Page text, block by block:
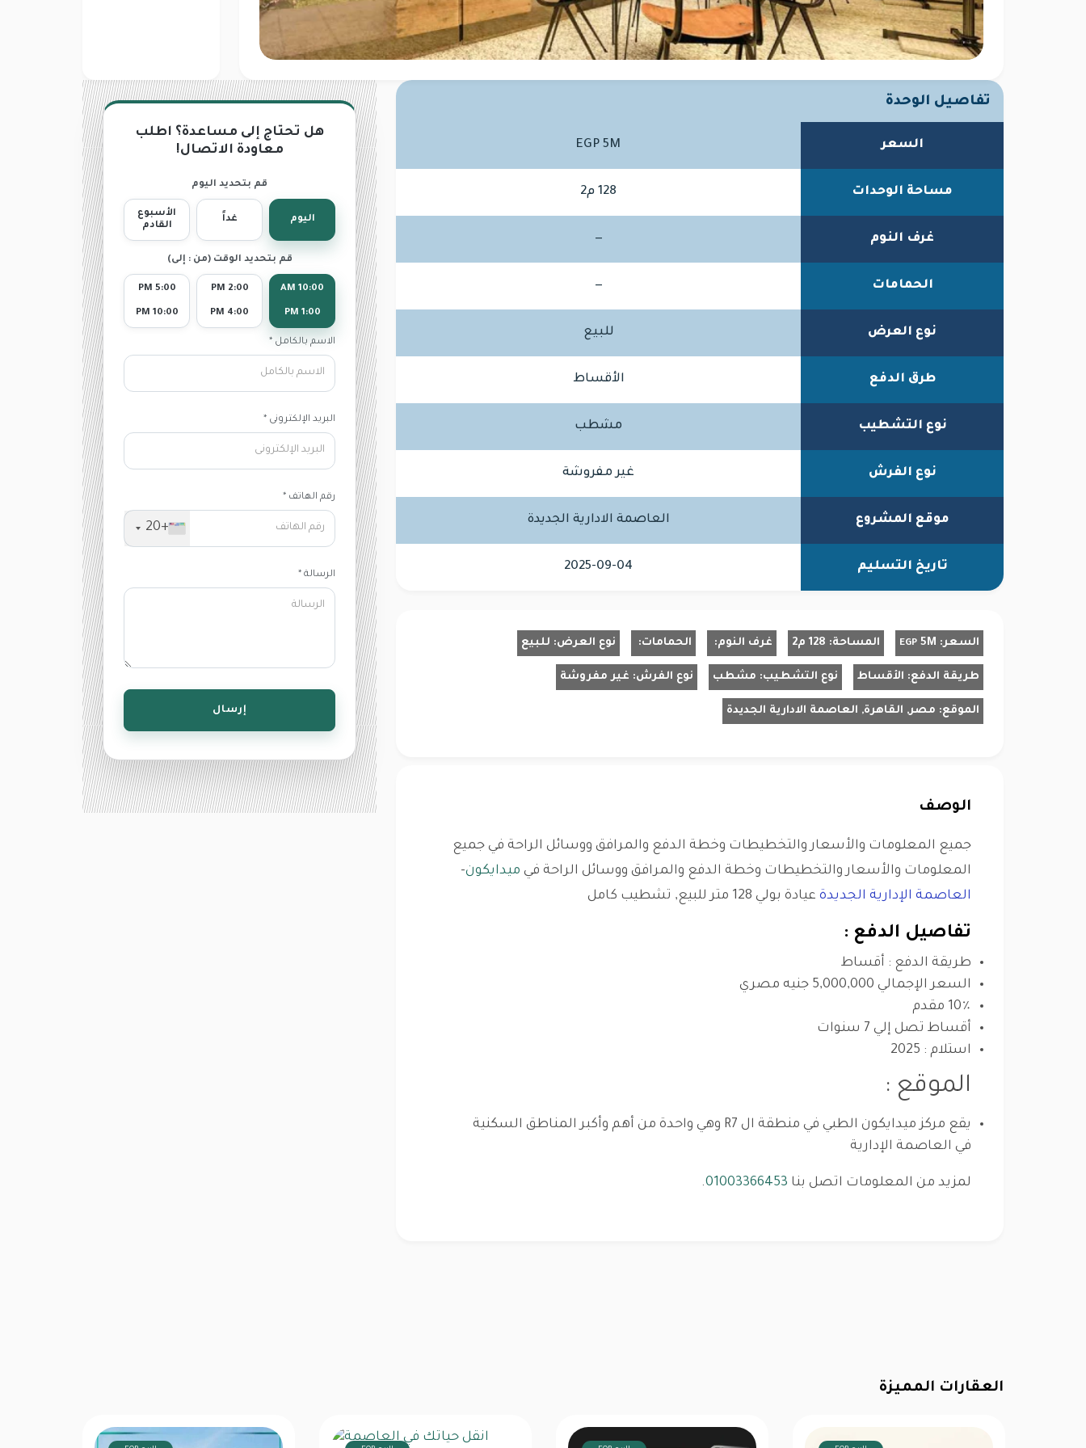
تفاصيل الوحدة
السعر EGP 5M
مساحة الوحدات 128 م2
غرف النوم —
الحمامات —
نوع العرض للبيع
طرق الدفع الأقساط
نوع التشطيب مشطب
نوع الفرش غير مفروشة
موقع المشروع العاصمة الادارية الجديدة
تاريخ التسليم 2025-09-04
السعر: 5M
EGP المساحة: 128 م2 غرف النوم: الحمامات: نوع العرض: للبيع
طريقة الدفع: الأقساط نوع التشطيب: مشطب نوع الفرش: غير مفروشة
الموقع: مصر, القاهرة, العاصمة الادارية الجديدة
الوصف
جميع المعلومات والأسعار والتخطيطات وخطة الدفع والمرافق ووسائل الراحة في جميع
المعلومات والأسعار والتخطيطات وخطة الدفع والمرافق ووسائل الراحة في ميدايكون-
العاصمة الإدارية الجديدة عيادة بولي 128 متر للبيع, تشطيب كامل
تفاصيل الدفع :
طريقة الدفع : أقساط
السعر الإجمالي 5,000,000 جنيه مصري
10٪ مقدم
أقساط تصل إلي 7 سنوات
استلام : 2025
الموقع :
يقع مركز ميدايكون الطبي في منطقة ال R7 وهي واحدة من أهم وأكبر المناطق السكنية
في العاصمة الإدارية
لمزيد من المعلومات اتصل بنا 01003366453
.
هل تحتاج إلى مساعدة؟ اطلب
معاودة الاتصال!
قم بتحديد اليوم
اليوم غداً
الأسبوع
القادم
قم بتحديد الوقت (من : إلى)
10:00 AM
1:00 PM
2:00 PM
4:00 PM
5:00 PM
10:00 PM
الاسم بالكامل *
البريد الإلكترونى *
رقم الهاتف *
+20
الرسالة *
إرسال
العقارات المميزة